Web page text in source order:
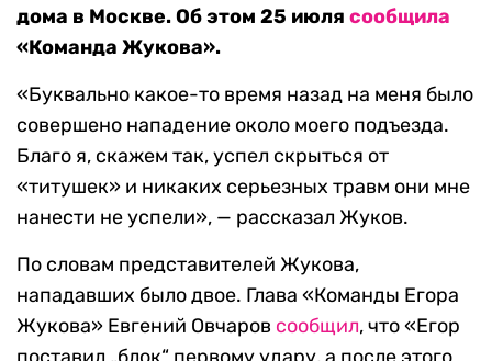
дома в Москве. Об этом 25 июля сообщила
«Команда Жукова».
«Буквально какое-то время назад на меня было
совершено нападение около моего подъезда.
Благо я, скажем так, успел скрыться от
«титушек» и никаких серьезных травм они мне
нанести не успели», — рассказал Жуков.
По словам представителей Жукова,
нападавших было двое. Глава «Команды Егора
Жукова» Евгений Овчаров сообщил, что «Егор